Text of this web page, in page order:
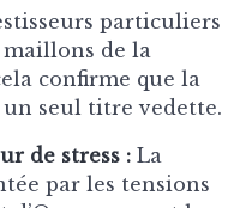
particuliers
de la
confirme que la
un seul titre vedette.
de stress : La
par les tensions